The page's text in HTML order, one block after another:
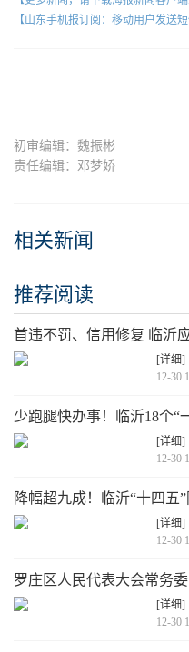
【山东手机报订阅：移动用户发送短
初审编辑：魏振彬
责任编辑：邓梦娇
相关新闻
推荐阅读
首违不罚、信用修复 临沂
[详细]
12-30
少跑腿快办事！临沂18个“
[详细]
12-30
降幅超九成！临沂“十四五
[详细]
12-30
罗庄区人民代表大会常务
[详细]
12-30